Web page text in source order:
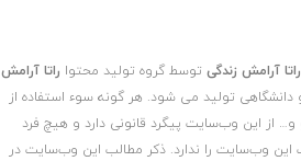
راتا آرامش زندگی توسط گروه تولید محتوا راتا آرامش
تولید می شود. هر گونه سوء استفاده از
و… از این وب‌سایت پیگرد قانونی دارد و هیچ فرد
این وب‌سایت را ندارد. ذکر مطالب این وب‌سایت در